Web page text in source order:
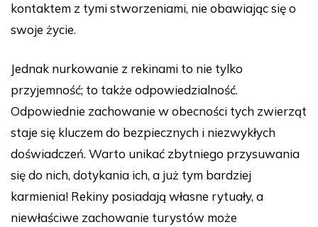
kontaktem z tymi stworzeniami, nie obawiając się o
swoje życie.
Jednak nurkowanie z rekinami to nie tylko
przyjemność; to także odpowiedzialność.
Odpowiednie zachowanie w obecności tych zwierząt
staje się kluczem do bezpiecznych i niezwykłych
doświadczeń. Warto unikać zbytniego przysuwania
się do nich, dotykania ich, a już tym bardziej
karmienia! Rekiny posiadają własne rytuały, a
niewłaściwe zachowanie turystów może